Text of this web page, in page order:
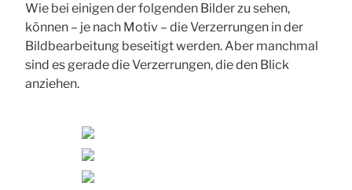
Wie bei einigen der folgenden Bilder zu sehen,
können – je nach Motiv – die Verzerrungen in der
Bildbearbeitung beseitigt werden. Aber manchmal
sind es gerade die Verzerrungen, die den Blick
anziehen.